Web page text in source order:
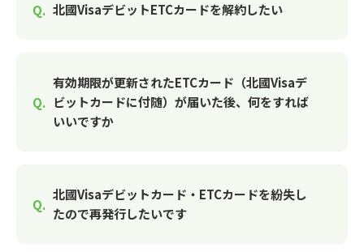
北國VisaデビットETCカードを解約したい
有効期限が更新されたETCカード（北國Visaデ
ビットカードに付随）が届いた後、何をすれば
いいですか
北國Visaデビットカード・ETCカードを紛失し
たので再発行したいです